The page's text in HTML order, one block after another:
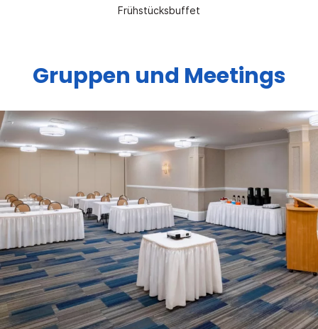
Frühstücksbuffet
Gruppen und Meetings